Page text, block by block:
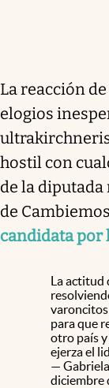
La reacción
elogios
hostil con
de la
de
candidata por
La actitud
para que
otro país
ejerza el
—
diciembre